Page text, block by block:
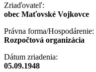
Zriaďovateľ:
obec Maťovské Vojkovce
Právna forma/Hospodárenie:
Rozpočtová organizácia
Dátum zriadenia:
05.09.1948